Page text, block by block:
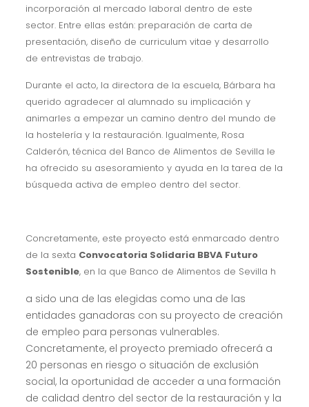
incorporación al mercado laboral dentro de este
sector. Entre ellas están: preparación de carta de
presentación, diseño de curriculum vitae y desarrollo
de entrevistas de trabajo.
Durante el acto, la directora de la escuela, Bárbara ha
querido agradecer al alumnado su implicación y
animarles a empezar un camino dentro del mundo de
la hostelería y la restauración. Igualmente, Rosa
Calderón, técnica del Banco de Alimentos de Sevilla le
ha ofrecido su asesoramiento y ayuda en la tarea de la
búsqueda activa de empleo dentro del sector.
Concretamente, este proyecto está enmarcado dentro
de la sexta Convocatoria Solidaria BBVA Futuro
Sostenible, en la que Banco de Alimentos de Sevilla h
a sido una de las elegidas como una de las
entidades ganadoras con su proyecto de creación
de empleo para personas vulnerables.
Concretamente, el proyecto premiado ofrecerá a
20 personas en riesgo o situación de exclusión
social, la oportunidad de acceder a una formación
de calidad dentro del sector de la restauración y la